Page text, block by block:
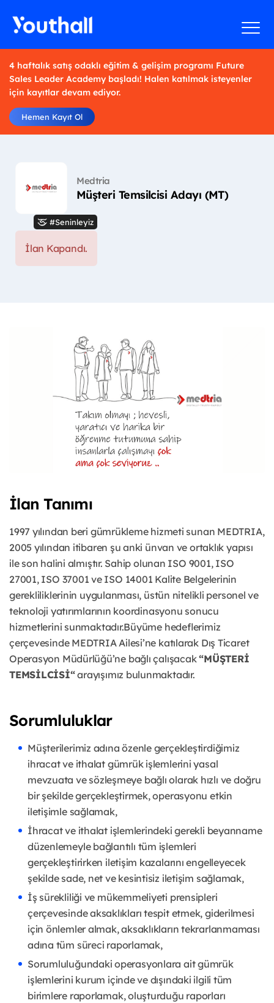
4 haftalık satış odaklı eğitim & gelişim programı Future
Sales Leader Academy başladı! Halen katılmak isteyenler
için kayıtlar devam ediyor.
Hemen Kayıt Ol
Medtria
Müşteri Temsilcisi Adayı (MT)
#Seninleyiz
İlan Kapandı.
İlan Tanımı
1997 yılından beri gümrükleme hizmeti sunan MEDTRIA,
2005 yılından itibaren şu anki ünvan ve ortaklık yapısı
ile son halini almıştır. Sahip olunan ISO 9001, ISO
27001, ISO 37001 ve ISO 14001 Kalite Belgelerinin
gerekliliklerinin uygulanması, üstün nitelikli personel ve
teknoloji yatırımlarının koordinasyonu sonucu
hizmetlerini sunmaktadır.Büyüme hedeflerimiz
çerçevesinde MEDTRIA Ailesi’ne katılarak Dış Ticaret
Operasyon Müdürlüğü’ne bağlı çalışacak“MÜŞTERİ
TEMSİLCİSİ“arayışımız bulunmaktadır.
Sorumluluklar
Müşterilerimiz adına özenle gerçekleştirdiğimiz
ihracat ve ithalat gümrük işlemlerini yasal
mevzuata ve sözleşmeye bağlı olarak hızlı ve doğru
bir şekilde gerçekleştirmek, operasyonu etkin
iletişimle sağlamak,
İhracat ve ithalat işlemlerindeki gerekli beyanname
düzenlemeyle bağlantılı tüm işlemleri
gerçekleştirirken iletişim kazalarını engelleyecek
şekilde sade, net ve kesintisiz iletişim sağlamak,
İş sürekliliği ve mükemmeliyeti prensipleri
çerçevesinde aksaklıkları tespit etmek, giderilmesi
için önlemler almak, aksaklıkların tekrarlanmaması
adına tüm süreci raporlamak,
Sorumluluğundaki operasyonlara ait gümrük
işlemlerini kurum içinde ve dışındaki ilgili tüm
birimlere raporlamak, oluşturduğu raporları